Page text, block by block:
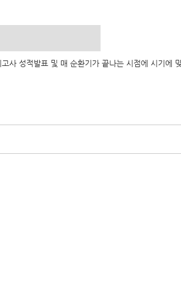
사 성적발표 및 매 순환기가 끝나는 시점에 시기에